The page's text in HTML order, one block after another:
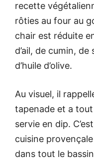
recette
rôties au four au
chair est réduite
d’ail, de cumin,
d’huile d’olive.
Au visuel, il
tapenade et a
servie en dip.
cuisine
dans tout le